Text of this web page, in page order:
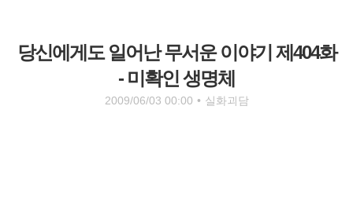
당신에게도 일어난 무서운 이야기 제404화
- 미확인 생명체
2009/06/03 00:00 • 실화괴담